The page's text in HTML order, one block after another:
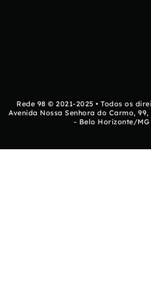
Rede 98 © 2021-2025 • Todos os
Avenida Nossa Senhora do Carmo, 99,
- Belo Horizonte/MG